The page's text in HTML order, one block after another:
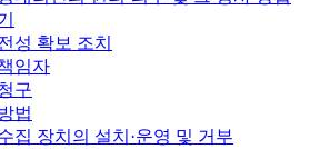
성 확보 조치
임자
구
법
집 장치의 설치·운영 및 거부